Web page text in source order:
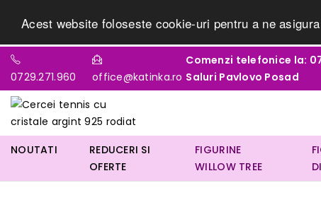
Acest website foloseste cookie-uri pentru a ne
0729.271.960 office@katinka.ro
Comenzi telefonice la:
Saluri Pavlovo Posad
NOUTATI
REDUCERI SI
OFERTE
FIGURINE
WILLOW TREE